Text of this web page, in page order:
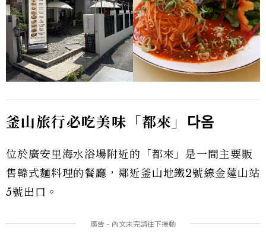
釜山旅行必吃美味「都來」 다옴
位於廣安里海水浴場附近的「都來」是一間主要販
售韓式麵料理的餐廳，鄰近釜山地鐵2號線金蓮山站
5號出口。